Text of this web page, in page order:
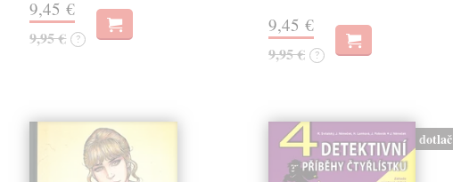
9,45 €
9,95 € ?
9,45 €
9,95 € ?
dotlač